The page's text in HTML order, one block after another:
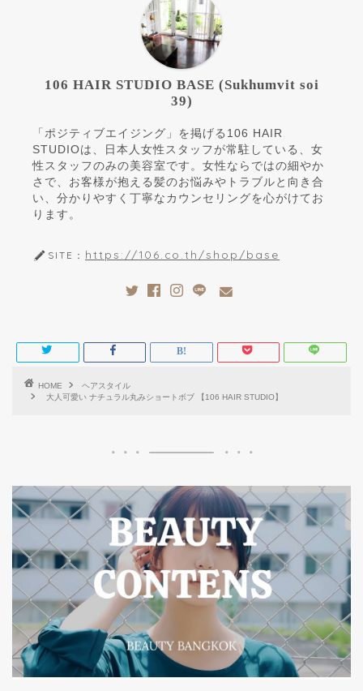
106 HAIR STUDIO BASE (Sukhumvit soi
39)
「ポジティブエイジング」を掲げる106 HAIR
STUDIOは、日本人女性スタッフが常駐している、女
性スタッフのみの美容室です。女性ならではの細やか
さで、お客様が抱える髪のお悩みやトラブルと向き合
い、分かりやすく丁寧なカウンセリングを心がけてお
ります。
SITE： https://106.co.th/shop/base
HOME
ヘアスタイル
大人可愛い ナチュラル丸みショートボブ 【106 HAIR STUDIO】